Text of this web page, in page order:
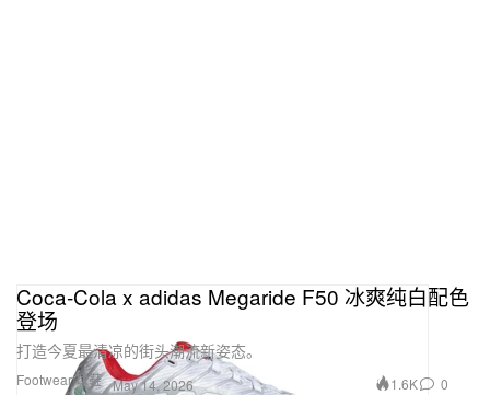
Footwear 球鞋
Coca‑Cola x adidas Megaride F50 冰爽纯白配色
登场
打造今夏最清凉的街头潮流新姿态。
May 14, 2026 1.6K 0